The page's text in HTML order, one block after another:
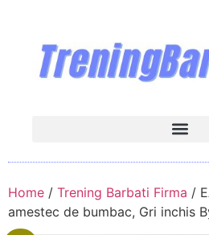
Home / Trening Barbati Firma /
amestec de bumbac, Gri inchis